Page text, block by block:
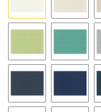
cremeweiss 01
04
18 57
47 37